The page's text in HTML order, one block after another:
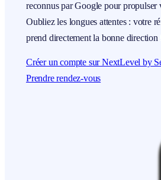
reconnus par Google pour propulser
Oubliez les longues attentes : votre
prend directement la bonne direction
Créer un compte sur NextLevel by
Prendre rendez-vous